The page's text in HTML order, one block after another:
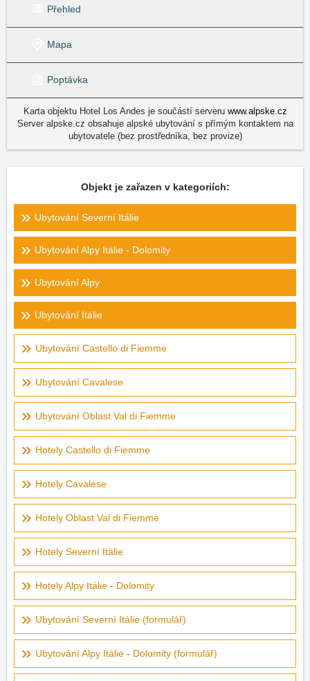
Přehled
Mapa
Poptávka
Karta objektu Hotel Los Andes je součástí serveru www.alpske.cz
Server alpske.cz obsahuje alpské ubytování s přímým kontaktem na
ubytovatele (bez prostředníka, bez provize)
Objekt je zařazen v kategoriích:
Ubytování Severní Itálie
Ubytování Alpy Itálie - Dolomity
Ubytování Alpy
Ubytování Itálie
Ubytování Castello di Fiemme
Ubytování Cavalese
Ubytování Oblast Val di Fiemme
Hotely Castello di Fiemme
Hotely Cavalese
Hotely Oblast Val di Fiemme
Hotely Severní Itálie
Hotely Alpy Itálie - Dolomity
Ubytování Severní Itálie (formulář)
Ubytování Alpy Itálie - Dolomity (formulář)